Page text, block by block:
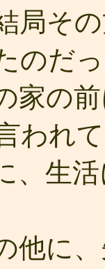
局そ
のだ
家の
われ
、生
他に